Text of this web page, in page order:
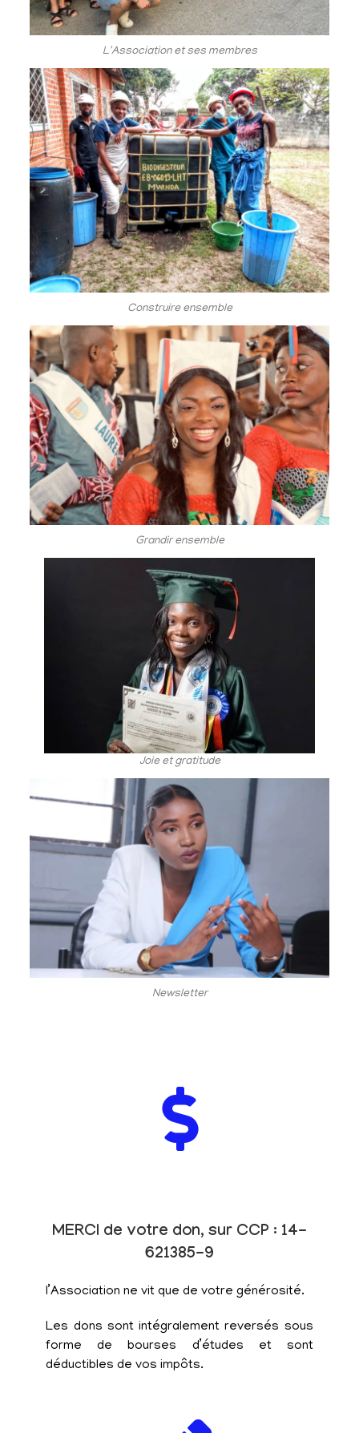
L'Association et ses membres
Construire ensemble
Grandir ensemble
Joie et gratitude
Newsletter
MERCI de votre don, sur CCP : 14-
621385-9
l’Association ne vit que de votre générosité.
Les dons sont intégralement reversés sous
forme de bourses d’études et sont
déductibles de vos impôts.